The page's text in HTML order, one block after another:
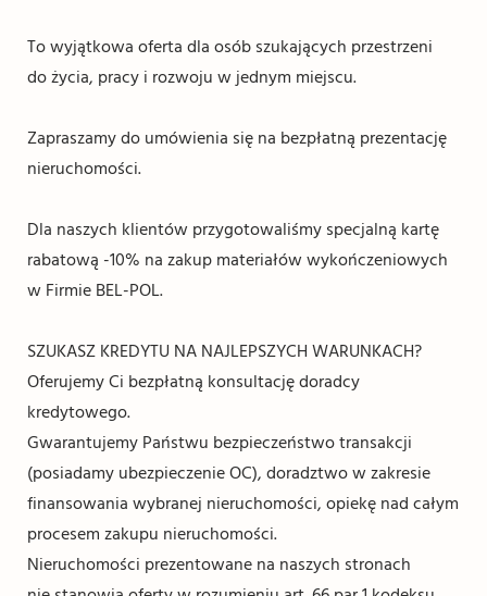
To wyjątkowa oferta dla osób szukających przestrzeni
do życia, pracy i rozwoju w jednym miejscu.
Zapraszamy do umówienia się na bezpłatną prezentację
nieruchomości.
Dla naszych klientów przygotowaliśmy specjalną kartę
rabatową -10% na zakup materiałów wykończeniowych
w Firmie BEL-POL.
SZUKASZ KREDYTU NA NAJLEPSZYCH WARUNKACH?
Oferujemy Ci bezpłatną konsultację doradcy
kredytowego.
Gwarantujemy Państwu bezpieczeństwo transakcji
(posiadamy ubezpieczenie OC), doradztwo w zakresie
finansowania wybranej nieruchomości, opiekę nad całym
procesem zakupu nieruchomości.
Nieruchomości prezentowane na naszych stronach